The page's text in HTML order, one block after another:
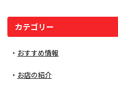
カテゴリー
おすすめ情報
お店の紹介